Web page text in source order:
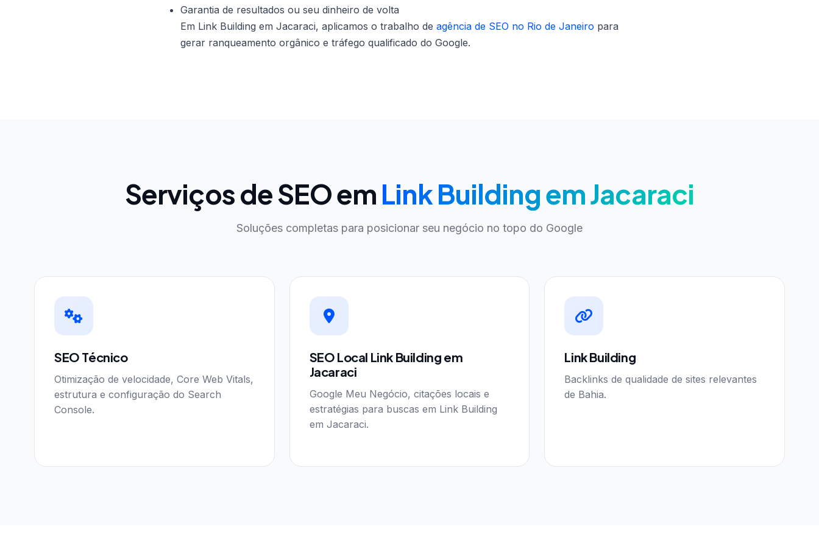
Garantia de resultados ou seu dinheiro de volta
Em Link Building em Jacaraci, aplicamos o trabalho de agência de SEO no Rio de Janeiro para
gerar ranqueamento orgânico e tráfego qualificado do Google.
Serviços de SEO emLink Building em Jacaraci
Soluções completas para posicionar seu negócio no topo do Google
SEO Técnico
Otimização de velocidade, Core Web Vitals,
estrutura e configuração do Search
Console.
SEO Local Link Building em
Jacaraci
Google Meu Negócio, citações locais e
estratégias para buscas em Link Building
em Jacaraci.
Link Building
Backlinks de qualidade de sites relevantes
de Bahia.